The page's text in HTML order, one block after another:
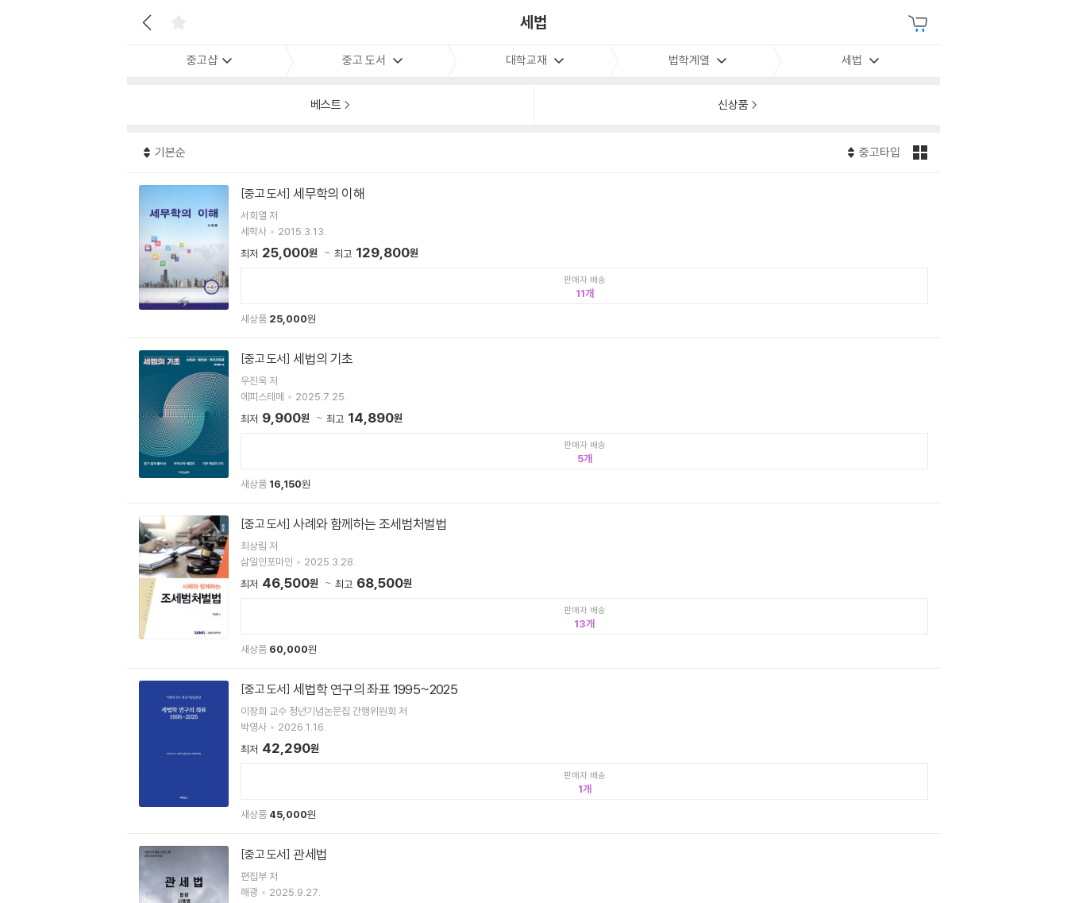
세법
중고샵 중고 도서 대학교재 법학계열 세법
베스트 신상품
기본순 중고타입
[중고 도서] 세무학의 이해
서희열 저
세학사
2015.3.13.
최저 25,000원 최고 129,800원
판매자 배송
11
새상품 25,000원
[중고 도서] 세법의 기초
우진욱 저
에피스테메
2025.7.25.
최저 9,900원 최고 14,890원
판매자 배송
5
새상품 16,150원
[중고 도서] 사례와 함께하는 조세범처벌법
최상림 저
삼일인포마인
2025.3.28.
최저 46,500원 최고 68,500원
판매자 배송
13
새상품 60,000원
[중고 도서] 세법학 연구의 좌표 1995~2025
이창희 교수 정년기념논문집 간행위원회 저
박영사
2026.1.16.
최저 42,290원
판매자 배송
1
새상품 45,000원
[중고 도서] 관세법
편집부 저
해광
2025.9.27.